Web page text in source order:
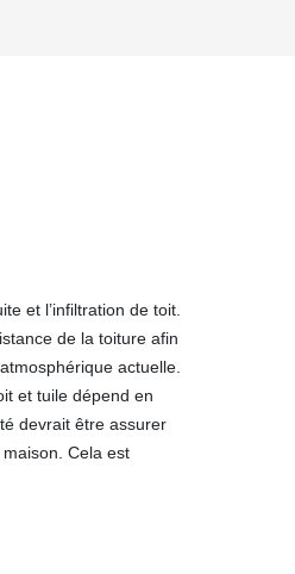
et l’infiltration de toit.
de la toiture afin
actuelle.
et tuile dépend en
devrait être assurer
Cela est